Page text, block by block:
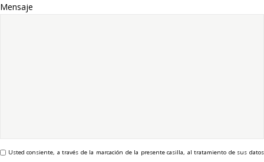
Mensaje
Usted consiente, a través de la marcación de la presente casilla, al tratamiento de sus datos